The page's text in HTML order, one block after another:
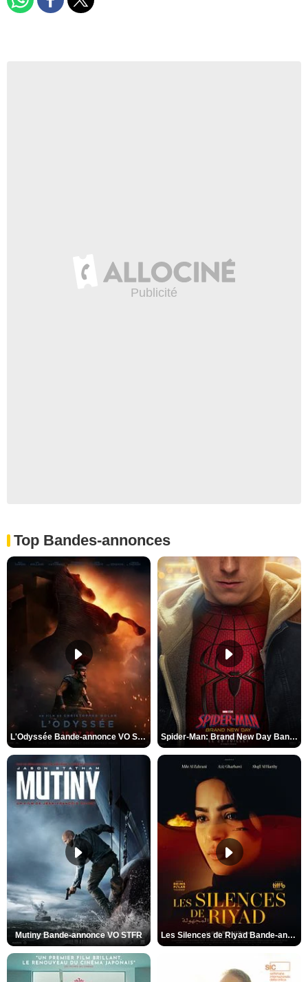
Top Bandes-annonces
L'Odyssée Bande-annonce VO STFR Spider-Man: Brand New Day Bande-annonce VO STFR
Mutiny Bande-annonce VO STFR Les Silences de Riyad Bande-annonce VO STFR